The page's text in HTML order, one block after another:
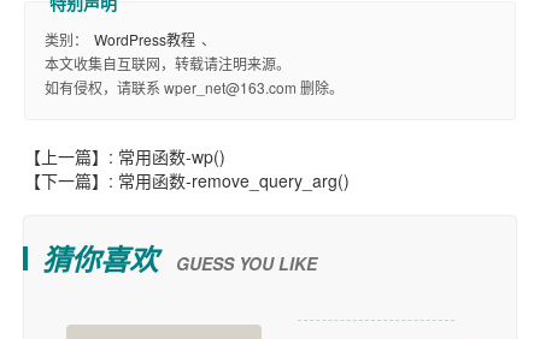
类别： WordPress教程 、
本文收集自互联网，转载请注明来源。
如有侵权，请联系 wper_net@163.com 删除。
【上一篇】: 常用函数-wp()
【下一篇】: 常用函数-remove_query_arg()
猜你喜欢 GUESS YOU LIKE